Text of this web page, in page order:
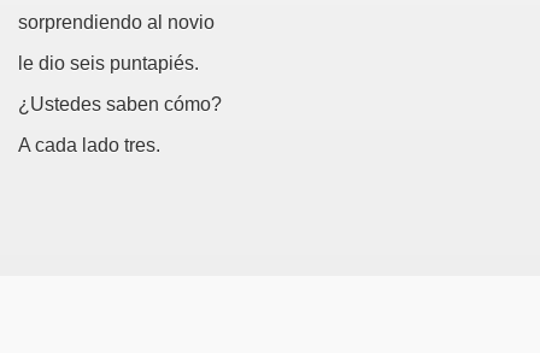
sorprendiendo al novio
le dio seis puntapiés.
¿Ustedes saben cómo?
A cada lado tres.
y Viceversa